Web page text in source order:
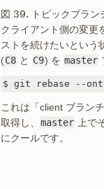
図 39. トピックブラン
クライアント側の変更
ストを続けたいという
(C8 と C9) を master
$ git rebase --
これは「client ブラン
取得し、 master 上で
にクールです。